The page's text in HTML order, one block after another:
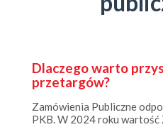
przetargów?
Zamówienia Publiczne
PKB. W 2024 roku wartość
330,4 mld PLN, co